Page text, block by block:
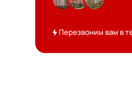
Перезвоним вам в